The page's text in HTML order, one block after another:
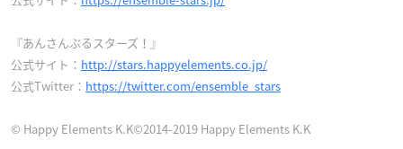
『あんさんぶるスターズ！』
公式サイト： http://stars.happyelements.co.jp/
公式Twitter： https://twitter.com/ensemble_stars
© Happy Elements K.K©2014-2019 Happy Elements K.K